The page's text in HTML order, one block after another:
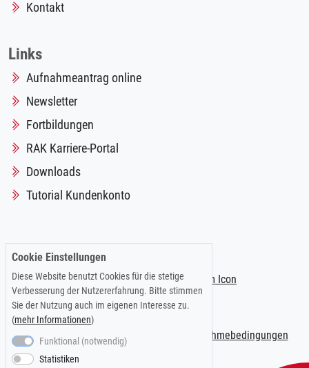
Kontakt
Links
Aufnahmeantrag online
Newsletter
Fortbildungen
RAK Karriere-Portal
Downloads
Tutorial Kundenkonto
Impressum |Datenschutzerklärung Teilnahmebedingungen
Cookie Einstellungen
Diese Website benutzt Cookies für die stetige
Verbesserung der Nutzererfahrung. Bitte stimmen
Sie der Nutzung auch im eigenen Interesse zu.
(mehr Informationen)
Funktional (notwendig)
Statistiken